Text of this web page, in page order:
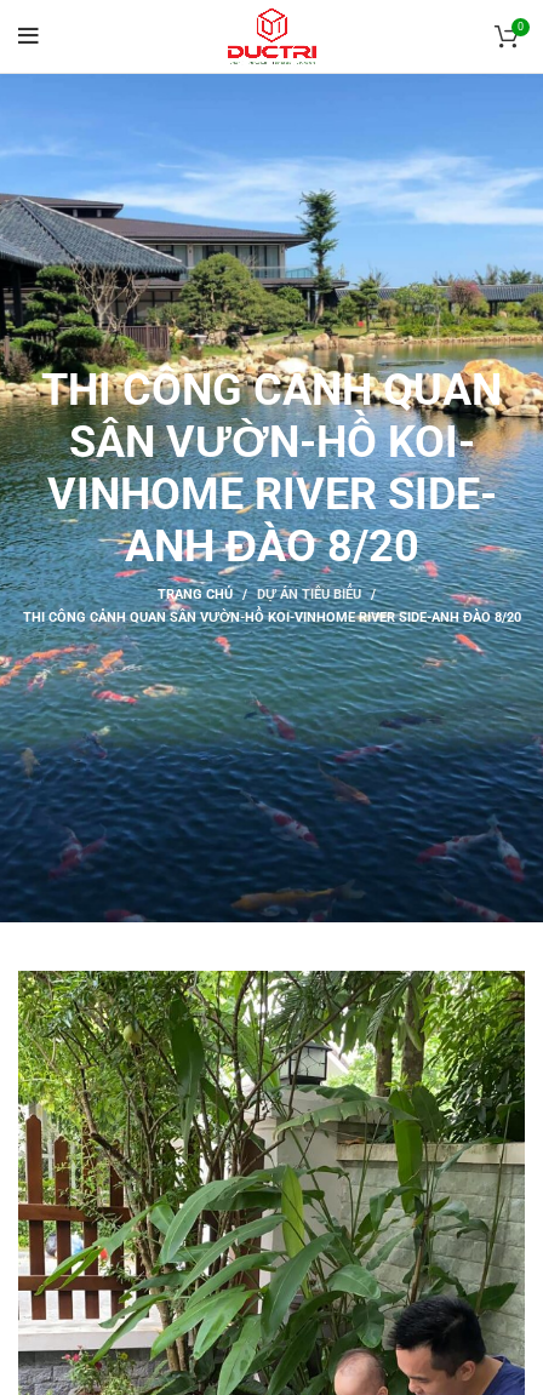
0
THI CÔNG CẢNH QUAN
SÂN VƯỜN-HỒ KOI-
VINHOME RIVER SIDE-
ANH ĐÀO 8/20
TRANG CHỦ
DỰ ÁN TIÊU BIỂU
THI CÔNG CẢNH QUAN SÂN VƯỜN-HỒ KOI-VINHOME RIVER SIDE-ANH ĐÀO 8/20